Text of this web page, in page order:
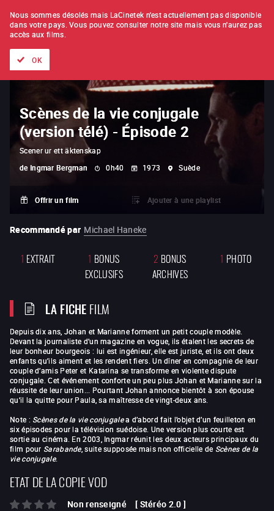
À L'UNITÉ ABONNEMENT
Scènes de la vie conjugale
(version télé) - Épisode 2
Scener ur ett äktenskap
de Ingmar Bergman 0h40 1973 Suède
Offrir un film Ajouter à une playlist
Recommandé par Michael Haneke
1 EXTRAIT 1 BONUS
EXCLUSIFS
2 BONUS
ARCHIVES
1 PHOTO
LA FICHEFILM
Depuis dix ans, Johan et Marianne forment un petit couple modèle.
Devant la journaliste d’un magazine en vogue, ils étalent les secrets de
leur bonheur bourgeois : lui est ingénieur, elle est juriste, et ils ont deux
enfants qu’ils aiment et les rendent fiers. Un dîner en compagnie de leur
couple d’amis Peter et Katarina se transforme en violente dispute
conjugale. Cet événement conforte un peu plus Johan et Marianne sur la
réussite de leur union... Pourtant Johan annonce bientôt à son épouse
qu’il la quitte pour Paula, sa maîtresse de vingt-deux ans.
Note : Scènes de la vie conjugalea d’abord fait l’objet d’un feuilleton en
six épisodes pour la télévision suédoise. Une version plus courte est
sortie au cinéma. En 2003, Ingmar réunit les deux acteurs principaux du
film pour Sarabande, suite supposée mais non officielle de Scènes de la
vie conjugale.
ETAT DE LA COPIE VOD
Non renseigné [ Stéréo 2.0 ]
Nous sommes désolés mais LaCinetek n'est actuellement pas disponible
dans votre pays. Vous pouvez consulter notre site mais vous n'aurez pas
accès aux films.
OK